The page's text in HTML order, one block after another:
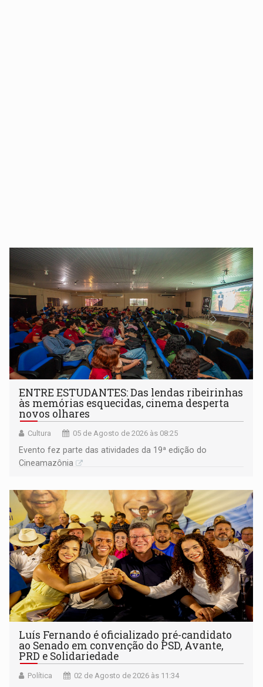
ENTRE ESTUDANTES: Das lendas ribeirinhas
às memórias esquecidas, cinema desperta
novos olhares
Cultura 05 de Agosto de 2026 às 08:25
Evento fez parte das atividades da 19ª edição do
Cineamazônia
Luís Fernando é oficializado pré-candidato
ao Senado em convenção do PSD, Avante,
PRD e Solidariedade
Política 02 de Agosto de 2026 às 11:34